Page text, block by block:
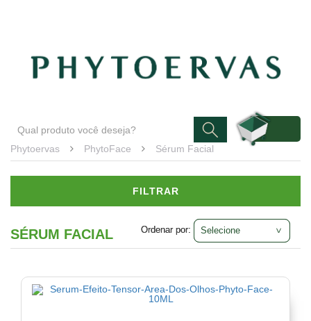
Phytoervas PhytoFace Sérum Facial
FILTRAR
SÉRUM FACIAL Ordenar por:
Ordenar por: